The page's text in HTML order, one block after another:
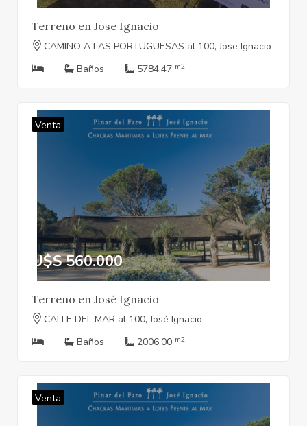
Terreno en Jose Ignacio
CAMINO A LAS PORTUGUESAS al 100, Jose Ignacio
Baños
5784.47 m2
Venta
U$S 560.000
Terreno en José Ignacio
CALLE DEL MAR al 100, José Ignacio
Baños
2006.00 m2
Venta